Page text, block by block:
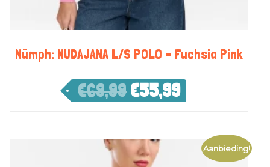
Nümph: NUDAJANA L/S POLO – Fuchsia Pink
€69,99 €55,99
Aanbieding!